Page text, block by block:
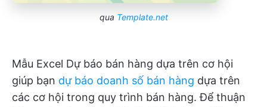
qua Template.net
Mẫu Excel Dự báo bán hàng dựa trên cơ hội
giúp bạn dự báo doanh số bán hàng dựa trên
các cơ hội trong quy trình bán hàng. Để thuận